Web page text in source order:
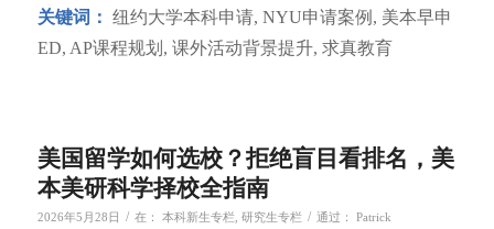
关键词： 纽约大学本科申请, NYU申请案例, 美本早申
ED, AP课程规划, 课外活动背景提升, 求真教育
美国留学如何选校？拒绝盲目看排名，美
本美研科学择校全指南
2026年5月28日 / 在： 本科新生专栏, 研究生专栏 / 通过： Patrick